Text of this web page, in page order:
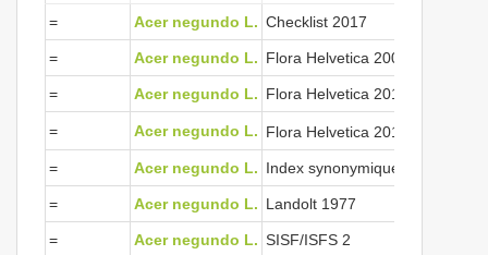
= Acer negundo L. Checklist 2017
= Acer negundo L. Flora Helvetica 2001
= Acer negundo L. Flora Helvetica 2012
= Acer negundo L. Flora Helvetica 2018
= Acer negundo L. Index synonymique 1996
= Acer negundo L. Landolt 1977
= Acer negundo L. SISF/ISFS 2